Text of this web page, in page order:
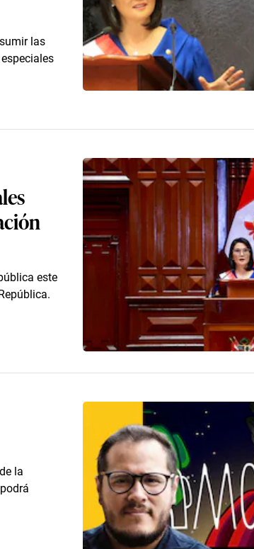
las
este
la